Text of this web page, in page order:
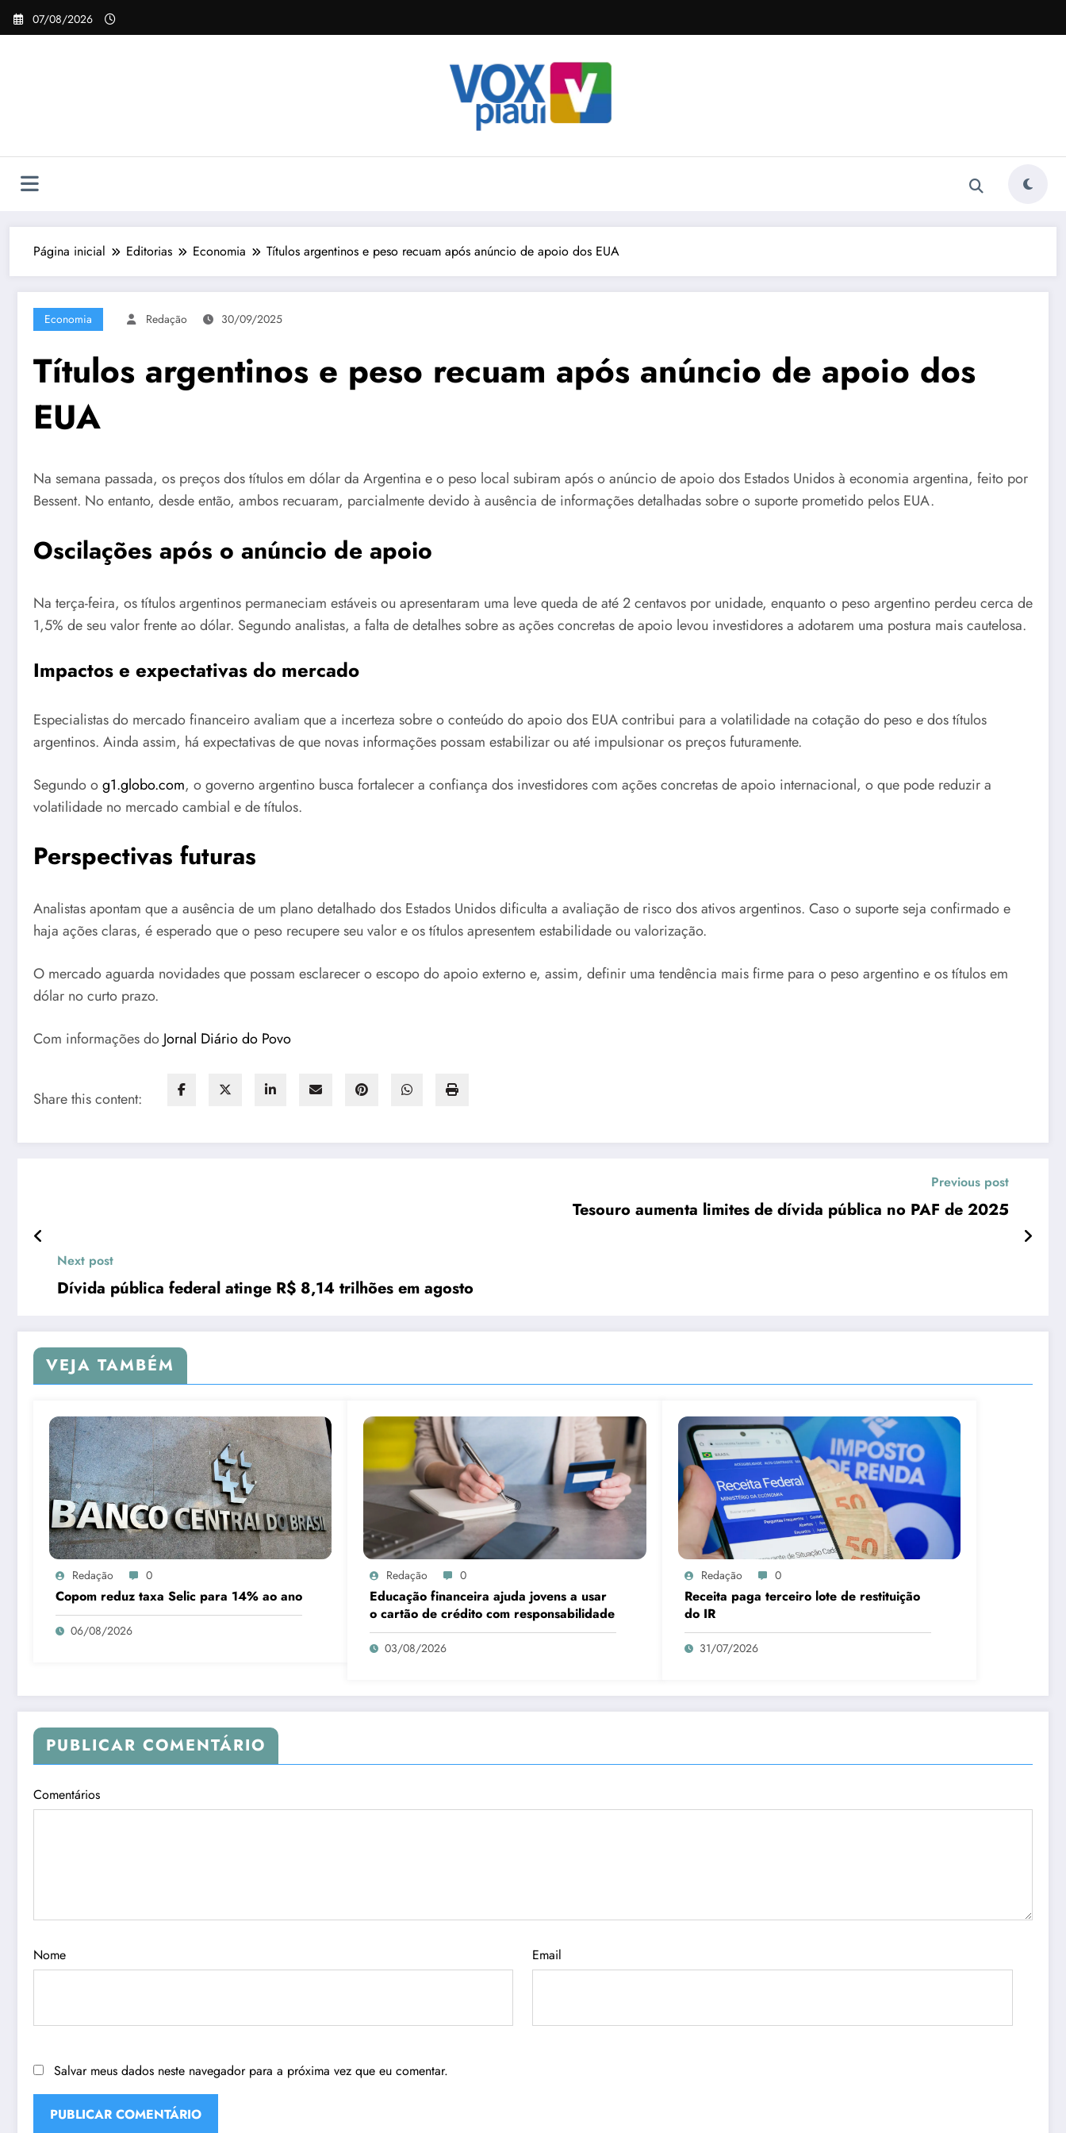
Pular
para
07/08/2026
Página inicial Editorias Economia Títulos argentinos e peso recuam após anúncio de apoio dos EUA
Economia Redação 30/09/2025
Títulos argentinos e peso recuam após anúncio de apoio dos
EUA
Na semana passada, os preços dos títulos em dólar da Argentina e o peso local subiram após o anúncio de apoio dos Estados Unidos à economia argentina, feito por
Bessent. No entanto, desde então, ambos recuaram, parcialmente devido à ausência de informações detalhadas sobre o suporte prometido pelos EUA.
Oscilações após o anúncio de apoio
Na terça-feira, os títulos argentinos permaneciam estáveis ou apresentaram uma leve queda de até 2 centavos por unidade, enquanto o peso argentino perdeu cerca de
1,5% de seu valor frente ao dólar. Segundo analistas, a falta de detalhes sobre as ações concretas de apoio levou investidores a adotarem uma postura mais cautelosa.
Impactos e expectativas do mercado
Especialistas do mercado financeiro avaliam que a incerteza sobre o conteúdo do apoio dos EUA contribui para a volatilidade na cotação do peso e dos títulos
argentinos. Ainda assim, há expectativas de que novas informações possam estabilizar ou até impulsionar os preços futuramente.
Segundo og1.globo.com, o governo argentino busca fortalecer a confiança dos investidores com ações concretas de apoio internacional, o que pode reduzir a
volatilidade no mercado cambial e de títulos.
Perspectivas futuras
Analistas apontam que a ausência de um plano detalhado dos Estados Unidos dificulta a avaliação de risco dos ativos argentinos. Caso o suporte seja confirmado e
haja ações claras, é esperado que o peso recupere seu valor e os títulos apresentem estabilidade ou valorização.
O mercado aguarda novidades que possam esclarecer o escopo do apoio externo e, assim, definir uma tendência mais firme para o peso argentino e os títulos em
dólar no curto prazo.
Com informações do Jornal Diário do Povo
Share this content:
Previous post
Tesouro aumenta limites de dívida pública no PAF de 2025
Next post
Dívida pública federal atinge R$ 8,14 trilhões em agosto
VEJA TAMBÉM
Redação 0
Copom reduz taxa Selic para 14% ao ano
06/08/2026
Redação 0
Educação financeira ajuda jovens a usar
o cartão de crédito com responsabilidade
03/08/2026
Redação 0
Receita paga terceiro lote de restituição
do IR
31/07/2026
PUBLICAR COMENTÁRIO
Comentários
Nome Email
Salvar meus dados neste navegador para a próxima vez que eu comentar.